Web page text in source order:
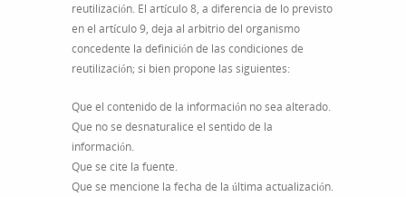
reutilización. El artículo 8, a diferencia de lo previsto
en el artículo 9, deja al arbitrio del organismo
concedente la definición de las condiciones de
reutilización; si bien propone las siguientes:
Que el contenido de la información no sea alterado.
Que no se desnaturalice el sentido de la
información.
Que se cite la fuente.
Que se mencione la fecha de la última actualización.